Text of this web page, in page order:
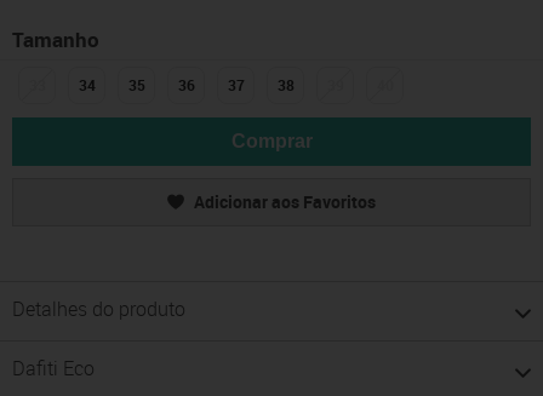
Tamanho
34 35 36 37 38
Comprar
Adicionar aos Favoritos
Detalhes do produto
Dafiti Eco